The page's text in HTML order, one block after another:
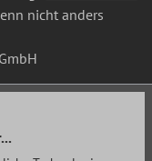
nicht anders